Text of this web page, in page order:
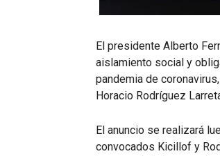
El presidente Alberto
aislamiento social y
pandemia de
Horacio Rodríguez
El anuncio se realizará
convocados Kicillof y